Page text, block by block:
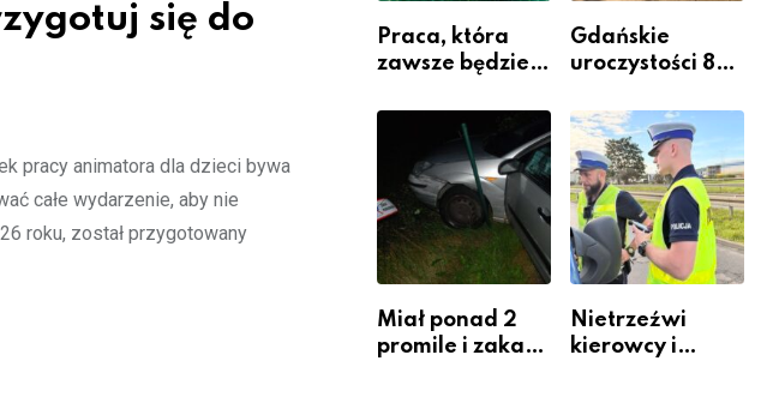
się do
pracy animatora dla dzieci bywa
całe wydarzenie, aby nie
roku, został przygotowany
Praca, która
zawsze będzie
krawiectwo
zawodem
przyszłości i
gdzie się go
nauczyć?
Gdańskie
uroczystości 82.
wybuchu
Powstania
Warszawskiego
Miał ponad 2
promile i zakaz
Nietrzeźwi
kierowcy i